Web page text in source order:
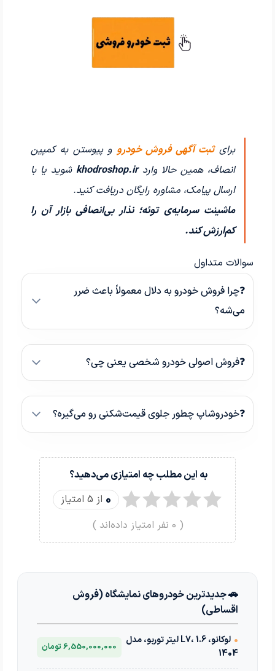
برایثبت آگهی فروش خودرو و پیوستن به کمپین
انصاف، همین حالا واردkhodroshop.ir شوید یا با
ارسال پیامک، مشاوره رایگان دریافت کنید.
ماشینت سرمایه‌ی توئه؛ نذار بی‌انصافی بازار آن را
کم‌ارزش کند.
سوالات متداول
❓چرا فروش خودرو به دلال معمولاً باعث ضرر
می‌شه؟
❓فروش اصولی خودرو شخصی یعنی چی؟
❓خودروشاپ چطور جلوی قیمت‌شکنی رو می‌گیره؟
به این مطلب چه امتیازی می‌دهید؟
0 از 5 امتیاز
(
0 نفر امتیاز داده‌اند )
🚗 جدیدترین خودروهای نمایشگاه (فروش
اقساطی)
•
لوکانو، L7، 1.6 لیتر توربو، مدل
1404
6,550,000,000 تومان